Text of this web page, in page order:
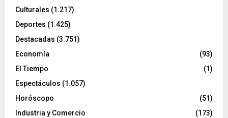
Culturales (1.217)
Deportes (1.425)
Destacadas (3.751)
Economía
(93)
El Tiempo
(1)
Espectáculos (1.057)
Horóscopo
(51)
Industria y Comercio
(173)